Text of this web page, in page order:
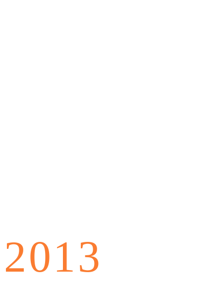
2013